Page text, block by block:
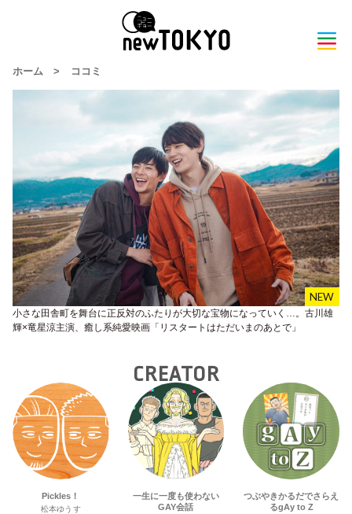
ホーム > ココミ
小さな田舎町を舞台に正反対のふたりが大切な宝物になっていく…。古川雄
輝×竜星涼主演、癒し系純愛映画「リスタートはただいまのあとで」
CREATOR
Pickles！
松本ゆうす
一生に一度も使わない
GAY会話
つぶやきかるだでさらえ
るgAy to Z